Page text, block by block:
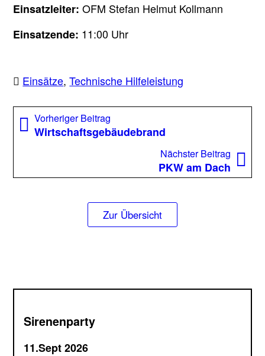
Einsatzleiter: OFM Stefan Helmut Kollmann
Einsatzende: 11:00 Uhr
Einsätze,Technische Hilfeleistung
Beitragsnavigation
Vorheriger Beitrag
Beitrag:
Wirtschaftsgebäudebrand
Nächster Beitrag
PKW am Dach
Zur Übersicht
Sirenenparty
11.Sept 2026